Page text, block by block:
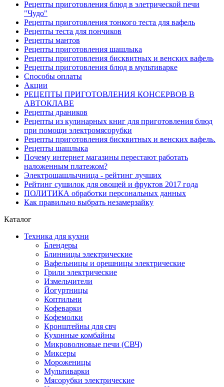
Рецепты приготовления блюд в элетрической печи
"Чудо"
Рецепты приготовления тонкого теста для вафель
Рецепты теста для пончиков
Рецепты мантов
Рецепты приготовления шашлыка
Рецепты приготовления бисквитных и венских вафель
Рецепты приготовления блюд в мультиварке
Способы оплаты
Акции
РЕЦЕПТЫ ПРИГОТОВЛЕНИЯ КОНСЕРВОВ В
АВТОКЛАВЕ
Рецепты драников
Рецепты из кулинарных книг для приготовления блюд
при помощи электромясорубки
Рецепты приготовления бисквитных и венских вафель.
Рецепты шашлыка
Почему интернет магазины перестают работать
наложенным платежом?
Электрошашлычница - рейтинг лучших
Рейтинг сушилок для овощей и фруктов 2017 года
ПОЛИТИКА обработки персональных данных
Как правильно выбрать незамерзайку
Каталог
Техника для кухни
Блендеры
Блинницы электрические
Вафельницы и орешницы электрические
Грили электрические
Измельчители
Йогуртницы
Коптильни
Кофеварки
Кофемолки
Кронштейны для свч
Кухонные комбайны
Микроволновые печи (СВЧ)
Миксеры
Мороженицы
Мультиварки
Мясорубки электрические